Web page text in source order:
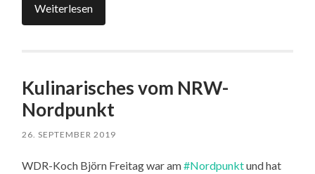
Weiterlesen
Kulinarisches vom NRW-
Nordpunkt
26. SEPTEMBER 2019
WDR-Koch Björn Freitag war am#Nordpunktund hat